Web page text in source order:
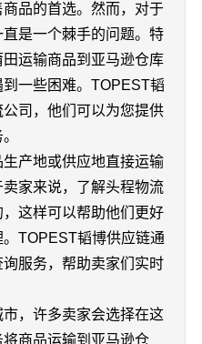
品的首选。然而，对于
是一个棘手的问题。特
运输商品到亚马逊仓库
一些困难。TOPEST韬
司，他们可以为您提供
产地或供应地直接运输
家来说，了解头程物流
这样可以帮助他们更好
TOPEST韬博供应链通
服务，帮助卖家们实时
，许多卖家会选择在这
商品运输到亚马逊仓